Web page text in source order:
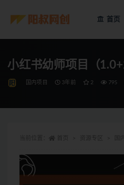
首页
小红书幼师项目（
国内项目 3年前 2 795